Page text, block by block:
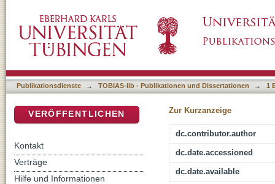
Publikationsdienste → TOBIAS-lib - Publikationen und Dissertationen → 1
Zur Kurzanzeige
dc.contributor.author
dc.date.accessioned
dc.date.available
VERÖFFENTLICHEN
Kontakt
Verträge
Hilfe und Informationen